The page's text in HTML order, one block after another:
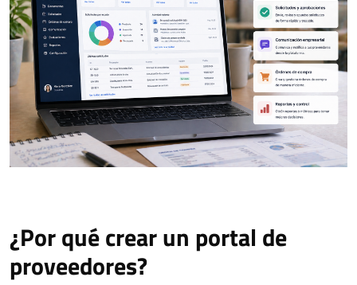
¿Por qué crear un portal de
proveedores?